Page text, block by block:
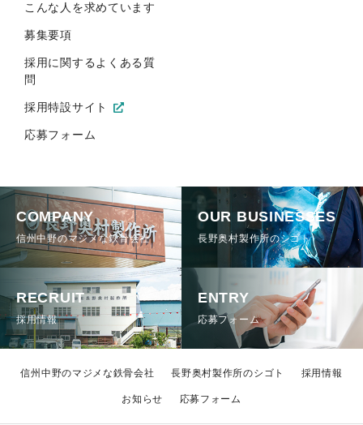
こんな人を求めています
募集要項
採用に関するよくある質
問
採用特設サイト
応募フォーム
COMPANY
信州中野のマジメな鉄骨会社
OUR BUSINESSES
長野奥村製作所のシゴト
RECRUIT
採用情報
ENTRY
応募フォーム
信州中野のマジメな鉄骨会社 長野奥村製作所のシゴト 採用情報
お知らせ 応募フォーム